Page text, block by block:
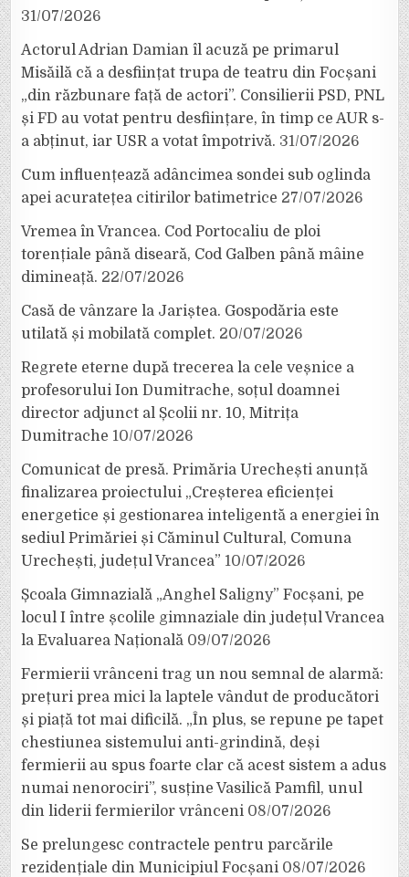
31/07/2026
Actorul Adrian Damian îl acuză pe primarul
Misăilă că a desființat trupa de teatru din Focșani
„din răzbunare față de actori”. Consilierii PSD, PNL
și FD au votat pentru desființare, în timp ce AUR s-
a abținut, iar USR a votat împotrivă. 31/07/2026
Cum influențează adâncimea sondei sub oglinda
apei acuratețea citirilor batimetrice 27/07/2026
Vremea în Vrancea. Cod Portocaliu de ploi
torențiale până diseară, Cod Galben până mâine
dimineață. 22/07/2026
Casă de vânzare la Jariștea. Gospodăria este
utilată și mobilată complet. 20/07/2026
Regrete eterne după trecerea la cele veșnice a
profesorului Ion Dumitrache, soțul doamnei
director adjunct al Școlii nr. 10, Mitrița
Dumitrache 10/07/2026
Comunicat de presă. Primăria Urechești anunță
finalizarea proiectului „Creșterea eficienței
energetice și gestionarea inteligentă a energiei în
sediul Primăriei și Căminul Cultural, Comuna
Urechești, județul Vrancea” 10/07/2026
Școala Gimnazială „Anghel Saligny” Focșani, pe
locul I între școlile gimnaziale din județul Vrancea
la Evaluarea Națională 09/07/2026
Fermierii vrânceni trag un nou semnal de alarmă:
prețuri prea mici la laptele vândut de producători
și piață tot mai dificilă. „În plus, se repune pe tapet
chestiunea sistemului anti-grindină, deși
fermierii au spus foarte clar că acest sistem a adus
numai nenorociri”, susține Vasilică Pamfil, unul
din liderii fermierilor vrânceni 08/07/2026
Se prelungesc contractele pentru parcările
rezidențiale din Municipiul Focșani 08/07/2026